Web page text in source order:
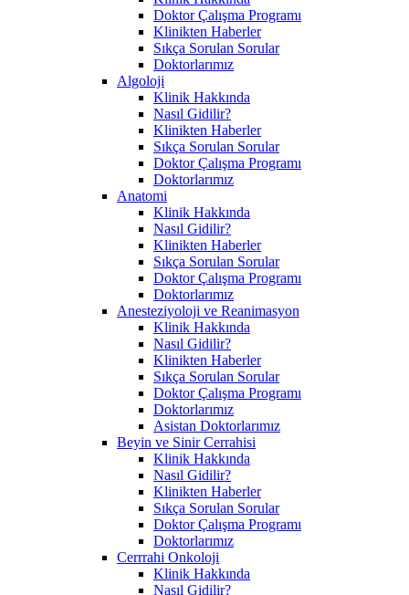
Doktor Çalışma Programı
Klinikten Haberler
Sıkça Sorulan Sorular
Doktorlarımız
Algoloji
Klinik Hakkında
Nasıl Gidilir?
Klinikten Haberler
Sıkça Sorulan Sorular
Doktor Çalışma Programı
Doktorlarımız
Anatomi
Klinik Hakkında
Nasıl Gidilir?
Klinikten Haberler
Sıkça Sorulan Sorular
Doktor Çalışma Programı
Doktorlarımız
Anesteziyoloji ve Reanimasyon
Klinik Hakkında
Nasıl Gidilir?
Klinikten Haberler
Sıkça Sorulan Sorular
Doktor Çalışma Programı
Doktorlarımız
Asistan Doktorlarımız
Beyin ve Sinir Cerrahisi
Klinik Hakkında
Nasıl Gidilir?
Klinikten Haberler
Sıkça Sorulan Sorular
Doktor Çalışma Programı
Doktorlarımız
Cerrrahi Onkoloji
Klinik Hakkında
Nasıl Gidilir?